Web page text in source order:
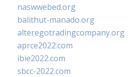
naswwebed.org
balithut-manado.org
alteregotradingcompany.org
aprce2022.com
ibie2022.com
sbcc-2022.com